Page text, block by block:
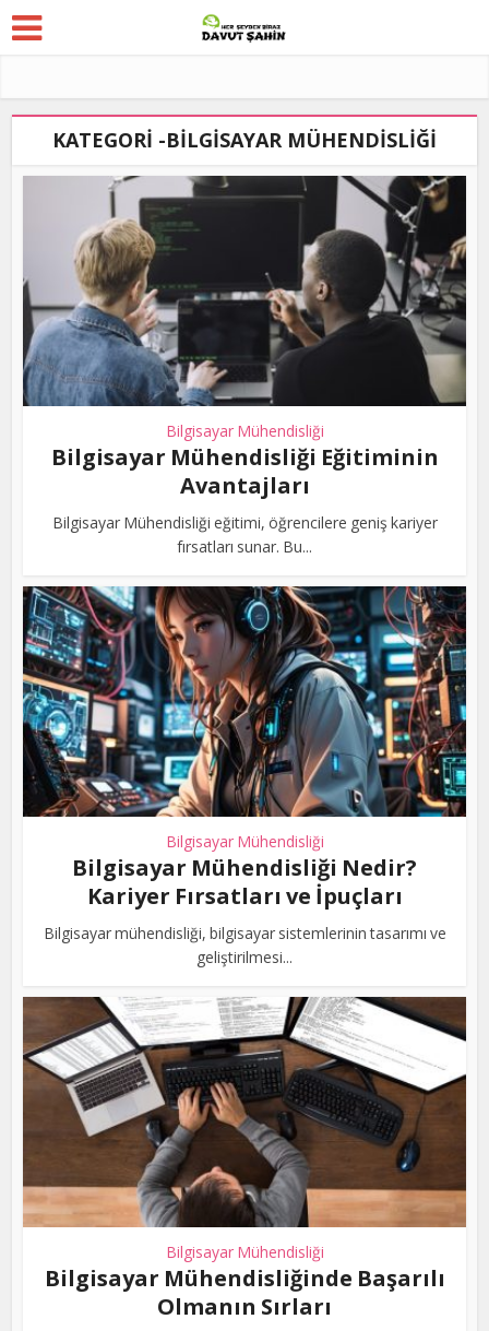
KATEGORI -BILGISAYAR MÜHENDISLIĞI
Bilgisayar Mühendisliği
Bilgisayar Mühendisliği Eğitiminin
Avantajları
Bilgisayar Mühendisliği eğitimi, öğrencilere geniş kariyer
fırsatları sunar. Bu...
Bilgisayar Mühendisliği
Bilgisayar Mühendisliği Nedir?
Kariyer Fırsatları ve İpuçları
Bilgisayar mühendisliği, bilgisayar sistemlerinin tasarımı ve
geliştirilmesi...
Bilgisayar Mühendisliği
Bilgisayar Mühendisliğinde Başarılı
Olmanın Sırları